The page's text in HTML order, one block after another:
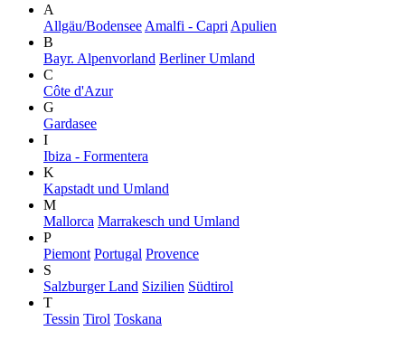
A
Allgäu/Bodensee Amalfi - Capri Apulien
B
Bayr. Alpenvorland Berliner Umland
C
Côte d'Azur
G
Gardasee
I
Ibiza - Formentera
K
Kapstadt und Umland
M
Mallorca Marrakesch und Umland
P
Piemont Portugal Provence
S
Salzburger Land Sizilien Südtirol
T
Tessin Tirol Toskana